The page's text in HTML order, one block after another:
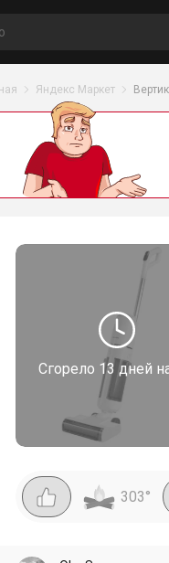
Яндекс Маркет
Сгорело 13 дней
303°